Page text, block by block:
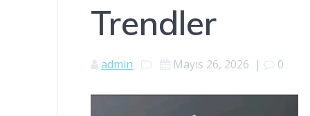
Trendler
admin Mayıs 26, 2026 | 0